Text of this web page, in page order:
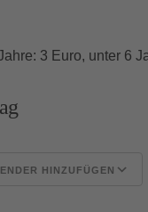
3 Euro, unter 6
HINZUFÜGEN